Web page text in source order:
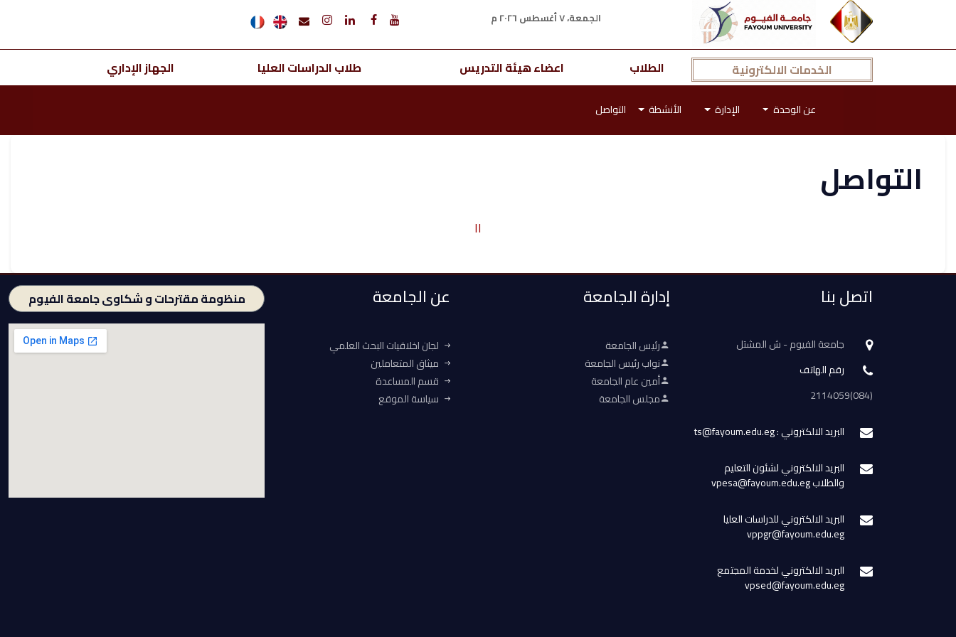
الجمعة، ٧ أغسطس ٢٠٢٦ م
الخدمات الالكترونية الطلاب اعضاء هيئة التدريس طلاب الدراسات العليا الجهاز الإداري
عن الوحدة الإدارة الأنشطة التواصل
التواصل
اا
اتصل بنا
جامعة الفيوم - ش المشتل
رقم الهاتف
(084)2114059
البريد الالكتروني : ts@fayoum.edu.eg
البريد الالكتروني لشئون التعليم
والطلاب vpesa@fayoum.edu.eg
البريد الالكتروني للدراسات العليا
vppgr@fayoum.edu.eg
البريد الالكتروني لخدمة المجتمع
vpsed@fayoum.edu.eg
إدارة الجامعة
رئيس الجامعة
نواب رئيس الجامعة
أمين عام الجامعة
مجلس الجامعة
عن الجامعة
لجان اخلاقيات البحث العلمي
ميثاق المتعاملين
قسم المساعدة
سياسة الموقع
منظومة مقترحات و شكاوى جامعة الفيوم